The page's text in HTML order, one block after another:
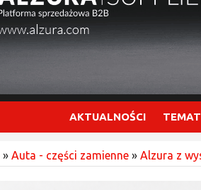
AKTUALNOŚCI
» Auta - części zamienne » Alzura z